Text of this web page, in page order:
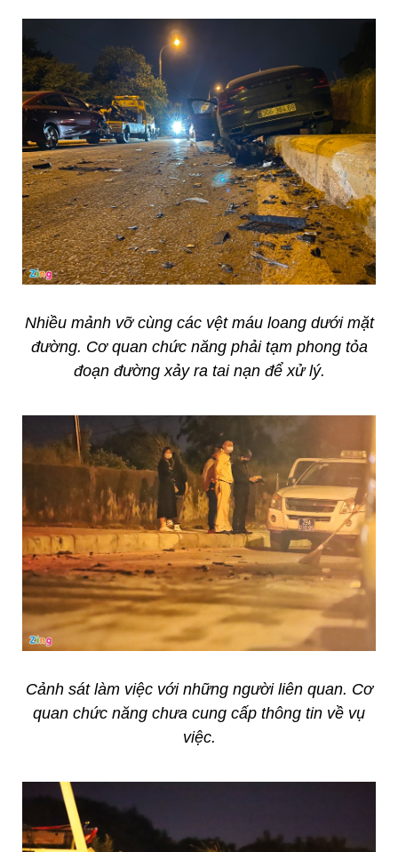
Nhiều mảnh vỡ cùng các vệt máu loang dưới mặt
đường. Cơ quan chức năng phải tạm phong tỏa
đoạn đường xảy ra tai nạn để xử lý.
Cảnh sát làm việc với những người liên quan. Cơ
quan chức năng chưa cung cấp thông tin về vụ
việc.